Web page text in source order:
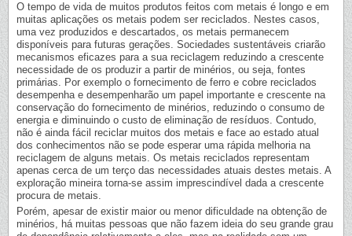
O tempo de vida de muitos produtos feitos com metais é longo e em
muitas aplicações os metais podem ser reciclados. Nestes casos,
uma vez produzidos e descartados, os metais permanecem
disponíveis para futuras gerações. Sociedades sustentáveis criarão
mecanismos eficazes para a sua reciclagem reduzindo a crescente
necessidade de os produzir a partir de minérios, ou seja, fontes
primárias. Por exemplo o fornecimento de ferro e cobre reciclados
desempenha e desempenharão um papel importante e crescente na
conservação do fornecimento de minérios, reduzindo o consumo de
energia e diminuindo o custo de eliminação de resíduos. Contudo,
não é ainda fácil reciclar muitos dos metais e face ao estado atual
dos conhecimentos não se pode esperar uma rápida melhoria na
reciclagem de alguns metais. Os metais reciclados representam
apenas cerca de um terço das necessidades atuais destes metais. A
exploração mineira torna-se assim imprescindível dada a crescente
procura de metais.
Porém, apesar de existir maior ou menor dificuldade na obtenção de
minérios, há muitas pessoas que não fazem ideia do seu grande grau